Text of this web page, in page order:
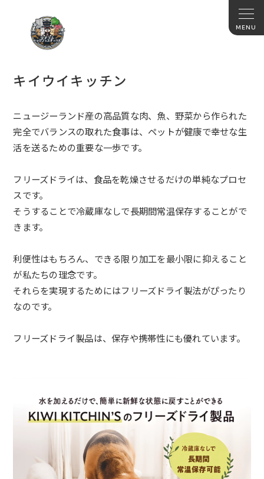
キイウイキッチン
ニュージーランド産の高品質な肉、魚、野菜から作られた
完全でバランスの取れた食事は、ペットが健康で幸せな生
活を送るための重要な一歩です。
フリーズドライは、食品を乾燥させるだけの単純なプロセ
スです。
そうすることで冷蔵庫なしで長期間常温保存することがで
きます。
利便性はもちろん、できる限り加工を最小限に抑えること
が私たちの理念です。
それらを実現するためにはフリーズドライ製法がぴったり
なのです。
フリーズドライ製品は、保存や携帯性にも優れています。